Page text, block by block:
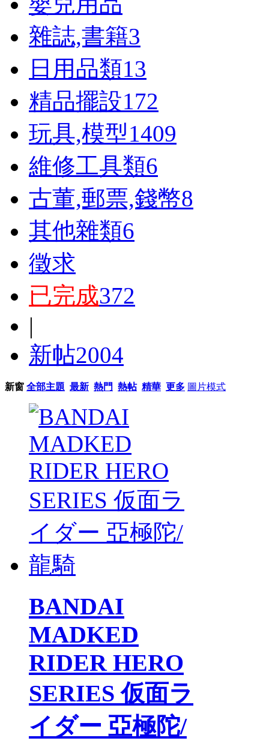
雜誌,書籍3
日用品類13
精品擺設172
玩具,模型1409
維修工具類6
古董,郵票,錢幣8
其他雜類6
徵求
已完成372
|
新帖2004
新窗 全部主題 最新 熱門 熱帖 精華 更多 圖片模式
BANDAI
MADKED
RIDER HERO
SERIES 仮面ラ
イダー 亞極陀/